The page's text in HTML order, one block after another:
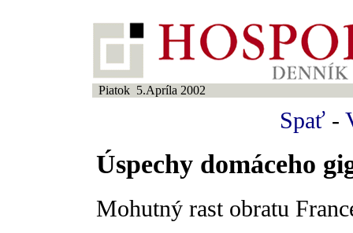
Piatok 5.Apríla 2002
Spať -
Úspechy domáceho
Mohutný rast obratu